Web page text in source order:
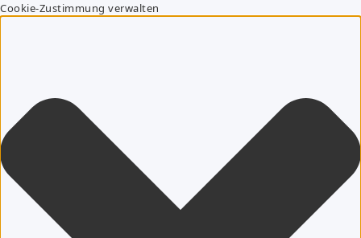
Cookie-Zustimmung verwalten